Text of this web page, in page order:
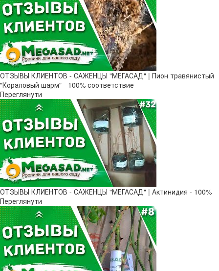
ОТЗЫВЫ КЛИЕНТОВ - САЖЕНЦЫ "МЕГАСАД" | Пион травянистый
"Кораловый шарм" - 100% соответствие
Переглянути
ОТЗЫВЫ КЛИЕНТОВ - САЖЕНЦЫ "МЕГАСАД" | Актинидия - 100%
Переглянути